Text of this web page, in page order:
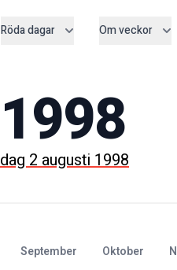
Röda dagar Om veckor
1998
2 augusti 1998
september oktober